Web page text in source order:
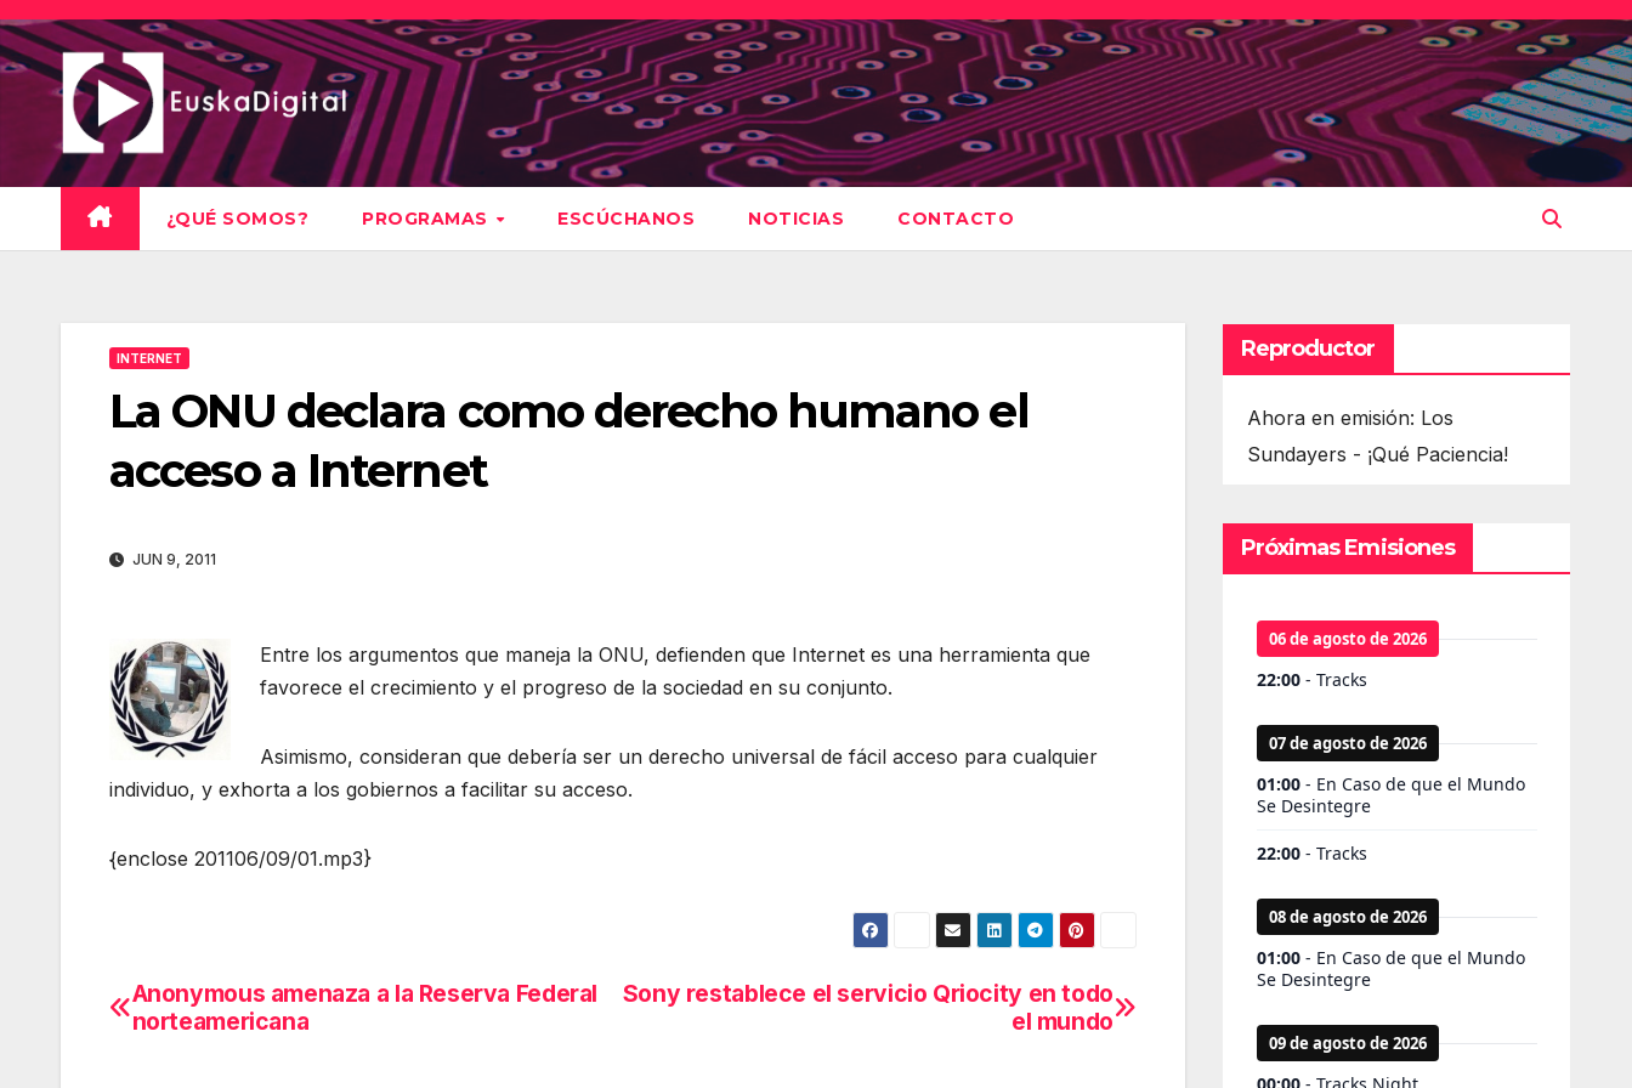
Saltar
al
contenido
¿QUÉ SOMOS? PROGRAMAS ESCÚCHANOS NOTICIAS CONTACTO
INTERNET
La ONU declara como derecho humano el
acceso a Internet
JUN 9, 2011
Entre los argumentos que maneja la ONU, defienden que Internet es una herramienta que
favorece el crecimiento y el progreso de la sociedad en su conjunto.
Asimismo, consideran que debería ser un derecho universal de fácil acceso para cualquier
individuo, y exhorta a los gobiernos a facilitar su acceso.
{enclose 201106/09/01.mp3}
Navegación
Sony restablece el servicio Qriocity en todo
el mundo
Anonymous amenaza a la Reserva Federal
norteamericana
Reproductor
Ahora en emisión: Los
Sundayers - ¡Qué Paciencia!
Próximas Emisiones